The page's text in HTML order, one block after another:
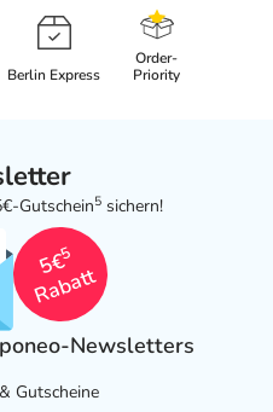
Berlin Express
Order-
Priority
Gutschein5 sichern!
5€
5
Rabatt
Newsletters
Gutscheine